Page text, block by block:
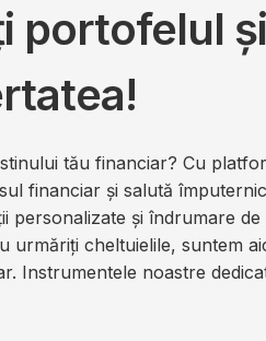
portofelul și
tău financiar? Cu
financiar și salută
și îndrumare de
urmăriți cheltuielile, suntem
Instrumentele noastre